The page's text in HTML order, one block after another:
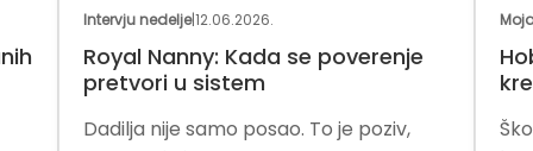
Moja franšiza|25.05.2026.
Hobotnica – mesto gde deca uče
kreativno
Školica Hobotnica kroz igru,